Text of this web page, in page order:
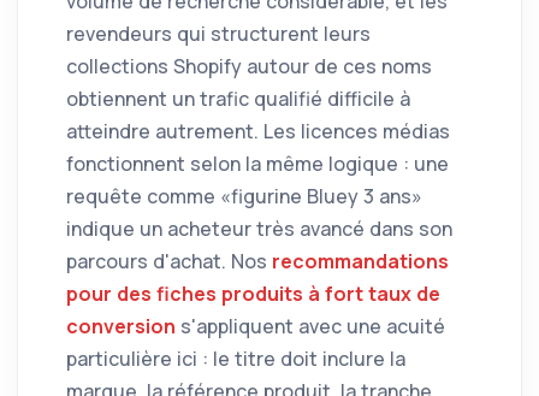
revendeurs qui structurent leurs
collections Shopify autour de ces noms
obtiennent un trafic qualifié difficile à
atteindre autrement. Les licences médias
fonctionnent selon la même logique : une
requête comme «figurine Bluey 3 ans»
indique un acheteur très avancé dans son
parcours d'achat. Nos recommandations
pour des fiches produits à fort taux de
conversion s'appliquent avec une acuité
particulière ici : le titre doit inclure la